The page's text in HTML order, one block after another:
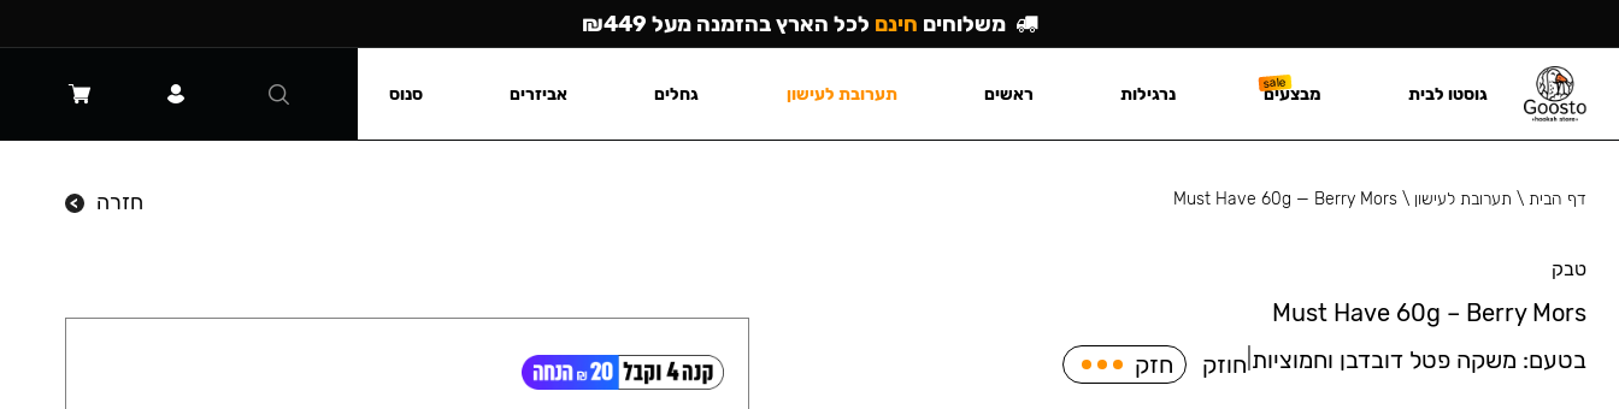
דף הבית\ תערובת לעישון \
Must Have 60g — Berry Mors חזרה
טבק
Must Have 60g – Berry Mors
בטעם: משקה פטל דובדבן וחמוציות חוזק חזק
משלוחים חינם לכל הארץ בהזמנה מעל ₪449
גוסטו לבית מבצעים נרגילות ראשים תערובת לעישון גחלים אביזרים סנוס